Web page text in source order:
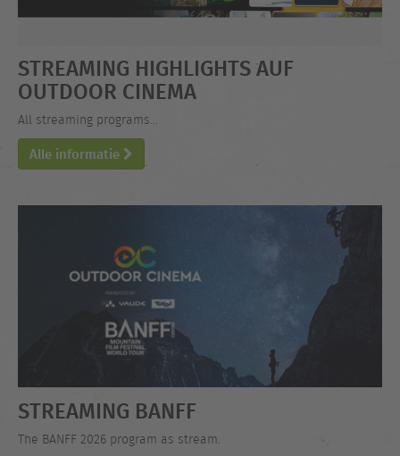
STREAMING HIGHLIGHTS AUF
OUTDOOR CINEMA
All streaming programs...
Alle informatie
STREAMING BANFF
The BANFF 2026 program as stream.